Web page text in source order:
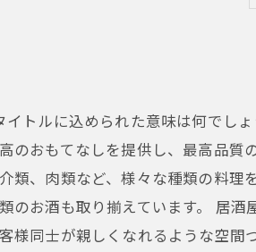
イトルに込められた意味は何でし
のおもてなしを提供し、最高品
類、肉類など、様々な種類の料理
のお酒も取り揃えています。 居
様同士が親しくなれるような空間